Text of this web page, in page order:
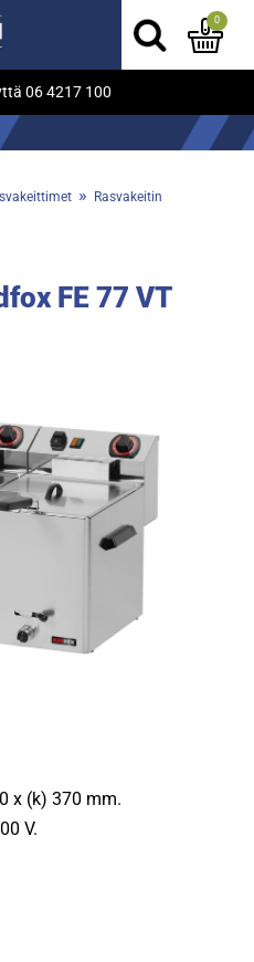
06 4217 100
0
»
Rasvakeitin
FE 77 VT
x (k) 370 mm.
V.